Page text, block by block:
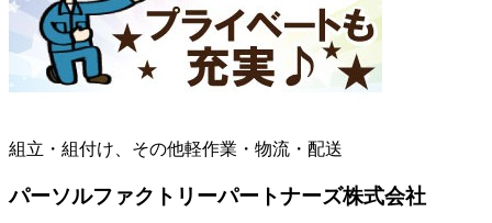
組立・組付け、その他軽作業・物流・配送
パーソルファクトリーパートナーズ株式会社